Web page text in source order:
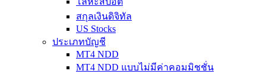
สกุลเงินดิจิทัล
US Stocks
ประเภทบัญชี
MT4 NDD
MT4 NDD แบบไม่มีค่าคอมมิชชั่น